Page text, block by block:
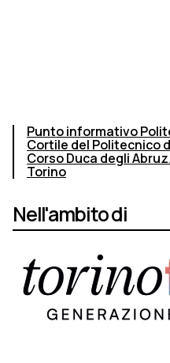
Punto informativo
Cortile del Politecnico
Corso Duca degli
Torino
Nell'ambito di